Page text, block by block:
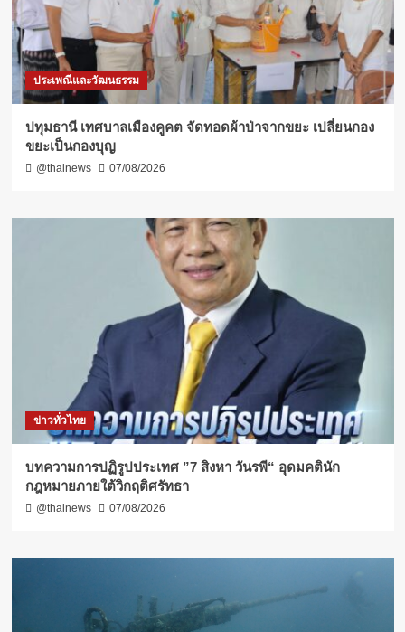
ประเพณีและวัฒนธรรม
ปทุมธานี เทศบาลเมืองคูคต จัดทอดผ้าป่าจากขยะ เปลี่ยนกอง
ขยะเป็นกองบุญ
@thainews 07/08/2026
ข่าวทั่วไทย
บทความการปฏิรูปประเทศ ”7 สิงหา วันรพี“ อุดมคตินัก
กฎหมายภายใต้วิกฤติศรัทธา
@thainews 07/08/2026